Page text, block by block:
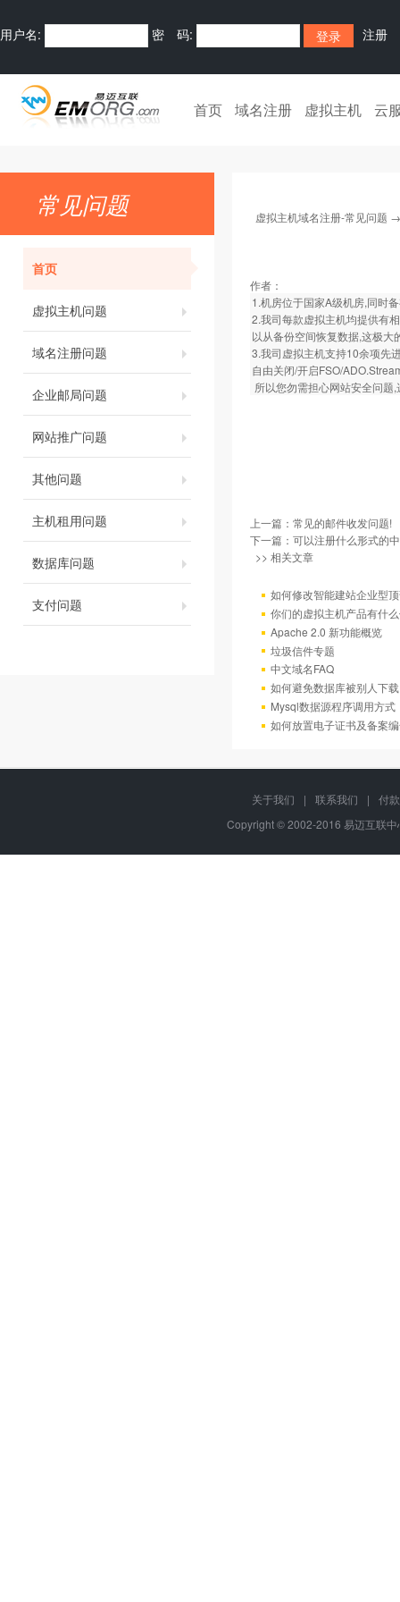
用户名: 密 码: 注册
首页 域名注册 虚拟主机 云
常见问题
首页
虚拟主机问题
域名注册问题
企业邮局问题
网站推广问题
其他问题
主机租用问题
数据库问题
支付问题
虚拟主机域名注册-常见问题
作者：
1.机房位于国家A级机房,同时
2.我司每款虚拟主机均提供有
以从备份空间恢复数据,这极大
3.我司虚拟主机支持10余项先
自由关闭/开启FSO/
所以您勿需担心网站安全问题
上一篇： 常见的邮件收发问题!
下一篇： 可以注册什么形式的
>> 相关文章
如何修改智能建站企业型
你们的虚拟主机产品有什
Apache 2.0 新功能概览
垃圾信件专题
中文域名FAQ
如何避免数据库被别人下
Mysql数据源程序调用方
如何放置电子证书及备案
关于我们 | 联系我们 |
付
Copyright © 2002-2016 易迈互联